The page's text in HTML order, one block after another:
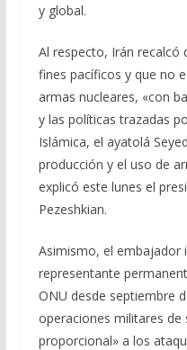
y global.
Al respecto, Irán recalcó
fines pacíficos y que no
armas nucleares, «con
y las políticas trazadas
Islámica, el ayatolá
producción y el uso de
explicó este lunes el
Pezeshkian.
Asimismo, el embajador
representante
ONU desde septiembre
operaciones militares de
proporcional» a los